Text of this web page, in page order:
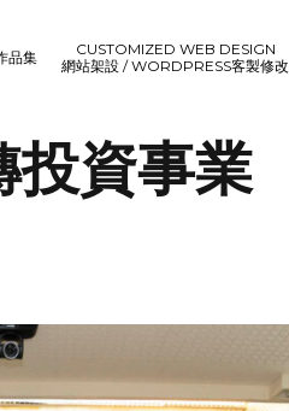
品集
CUSTOMIZED WEB DESIGN
網站架設 / WORDPRESS客製修改
資事業